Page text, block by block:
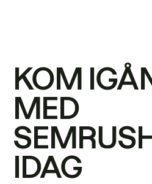
KOM
MED
IDAG